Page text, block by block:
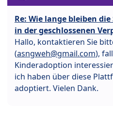
Re: Wie lange bleiben
in der geschlossenen
Hallo, kontaktieren Sie
(asngweh@gmail.com),
Kinderadoption
ich haben über diese
adoptiert. Vielen Dank.